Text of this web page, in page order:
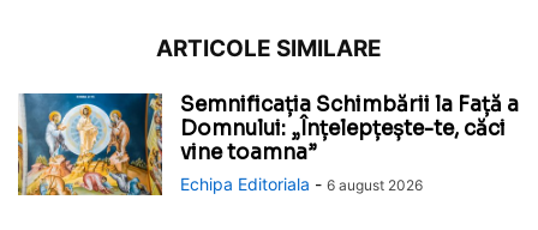
ARTICOLE SIMILARE
Semnificația Schimbării la Față a
Domnului: „Înțelepțește-te, căci
vine toamna”
Echipa Editoriala - 6 august 2026